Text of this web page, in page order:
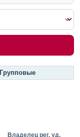
Групповые
Владелец рег. уд.